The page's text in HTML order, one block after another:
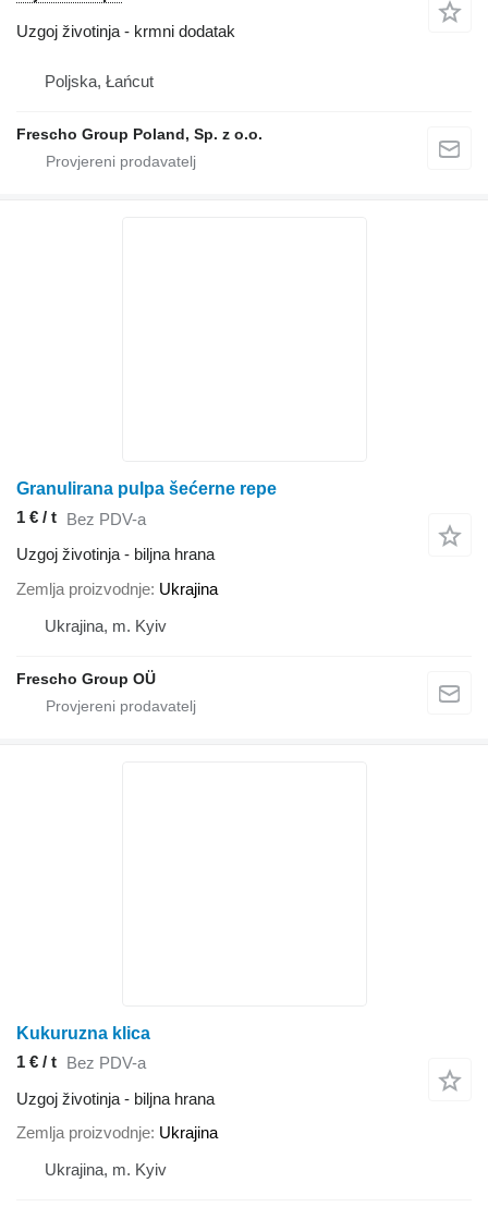
Uzgoj životinja - krmni dodatak
Poljska, Łańcut
Frescho Group Poland, Sp. z o.o.
Granulirana pulpa šećerne repe
1 € / t Bez PDV-a
Uzgoj životinja - biljna hrana
Zemlja proizvodnje Ukrajina
Ukrajina, m. Kyiv
Frescho Group OÜ
Kukuruzna klica
1 € / t Bez PDV-a
Uzgoj životinja - biljna hrana
Zemlja proizvodnje Ukrajina
Ukrajina, m. Kyiv